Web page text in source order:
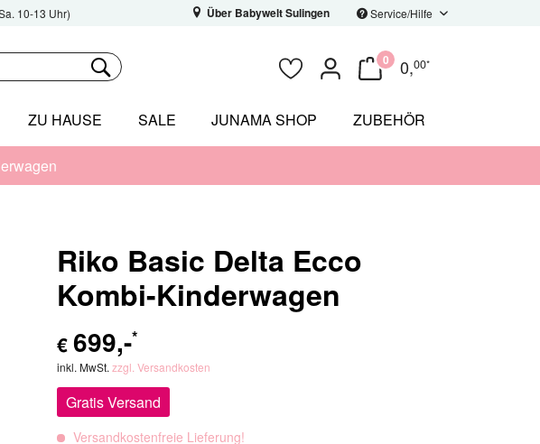
10-13 Uhr) Über Babywelt Sulingen Service/Hilfe
0 0,00*
ZU HAUSE SALE JUNAMA SHOP ZUBEHÖR
Riko Basic Delta Ecco
Kombi-Kinderwagen
€ 699,-*
inkl. MwSt. zzgl. Versandkosten
Gratis Versand
Versandkostenfreie Lieferung!